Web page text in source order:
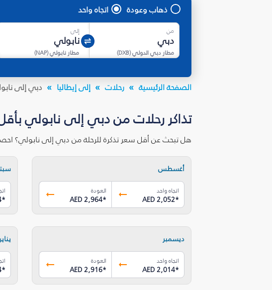
ذهاب وعودة اتجاه واحد
من
مطار دبي الدولي(
DXB
)
إلى
مطار نابولي(
NAP
)
الصفحة الرئيسية رحلات إلى إيطاليا دبي إلى
تذاكر رحلات من دبي إلى نابولي
هل تبحث عن أقل سعر تذكرة للرحلة من دبي إلى نابولي؟
أغسطس
اتجاه واحد
AED 2,052*
العودة
AED 2,964*
*
ديسمبر
اتجاه واحد
AED 2,014*
العودة
AED 2,916*
يناير
*